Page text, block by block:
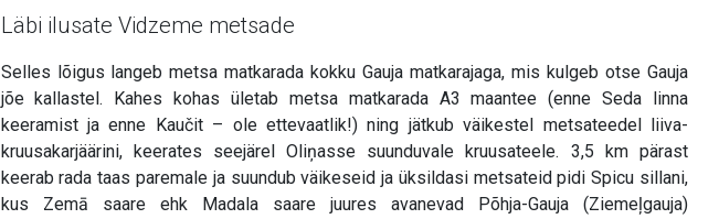
Läbi ilusate Vidzeme metsade
Selles lõigus langeb metsa matkarada kokku Gauja matkarajaga, mis kulgeb otse Gauja
jõe kallastel. Kahes kohas ületab metsa matkarada A3 maantee (enne Seda linna
keeramist ja enne Kaučit – ole ettevaatlik!) ning jätkub väikestel metsateedel liiva-
kruusakarjäärini, keerates seejärel Oliņasse suunduvale kruusateele. 3,5 km pärast
keerab rada taas paremale ja suundub väikeseid ja üksildasi metsateid pidi Spicu sillani,
kus Zemā saare ehk Madala saare juures avanevad Põhja-Gauja (Ziemeļgauja)